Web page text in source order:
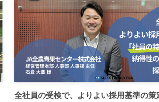
全社員の受検で、よりよい採用基準の策